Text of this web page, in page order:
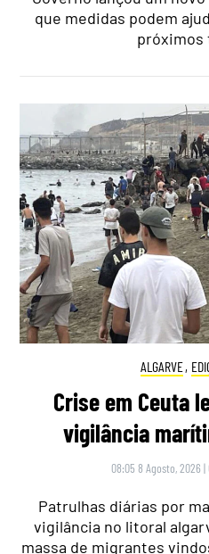
que medidas podem
próximos
ALGARVE,
Crise em Ceuta
vigilância
08:05 8 Agosto, 2026 |
Patrulhas diárias por
vigilância no litoral
massa de migrantes